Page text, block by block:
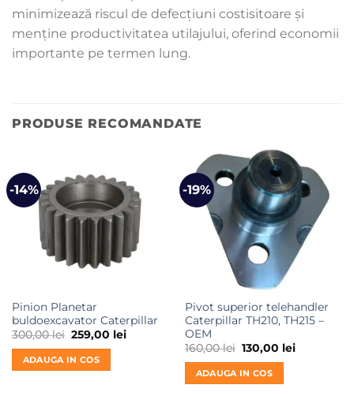
minimizează riscul de defecțiuni costisitoare și
menține productivitatea utilajului, oferind economii
importante pe termen lung.
PRODUSE RECOMANDATE
-14%
Pinion Planetar
buldoexcavator Caterpillar
300,00lei Prețul
inițial
a
fost:
300,00 lei.
259,00 leiPrețul
ADAUGA IN COS
-19%
Pivot superior telehandler
Caterpillar TH210, TH215 –
OEM
160,00lei Prețul
inițial
a
fost:
160,00 lei.
130,00 leiPrețul
ADAUGA IN COS